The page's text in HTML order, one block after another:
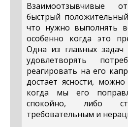
Взаимоотзывчивые
быстрый
что нужно выполнять
особенно когда это
Одна из главных
удовлетворять
реагировать на его
достает ясности,
когда мы его
спокойно, либо
требовательным и